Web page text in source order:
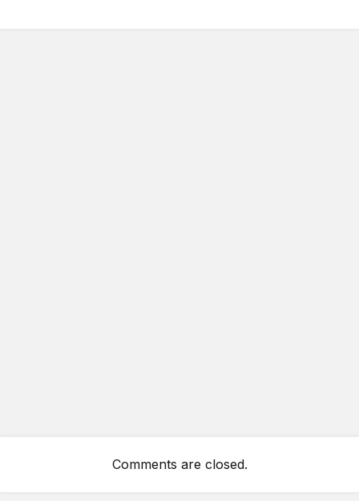
Comments are closed.